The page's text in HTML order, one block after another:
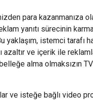
para kazanmanıza
yanıtı sürecinin
yaklaşım, istemci tarafı
azaltır ve içerik ile
alma olmaksızın
ve isteğe bağlı video